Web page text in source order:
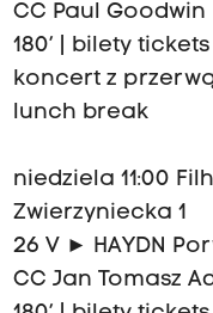
CC Paul Goodwin
180’ | bilety tickets
koncert z
lunch break
niedziela 11:00
Zwierzyniecka 1
26 V ► HAYDN
CC Jan Tomasz